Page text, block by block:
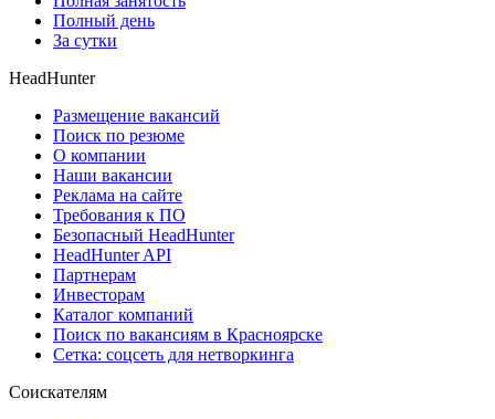
Полный день
За сутки
HeadHunter
Размещение вакансий
Поиск по резюме
О компании
Наши вакансии
Реклама на сайте
Требования к ПО
Безопасный HeadHunter
HeadHunter API
Партнерам
Инвесторам
Каталог компаний
Поиск по вакансиям в Красноярске
Сетка: соцсеть для нетворкинга
Соискателям